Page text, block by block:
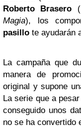
Roberto Brasero
Magia), los
pasillo te ayudarán
La campaña que
manera de
original y supone
La serie que a
conseguido unos
no se ha convertido